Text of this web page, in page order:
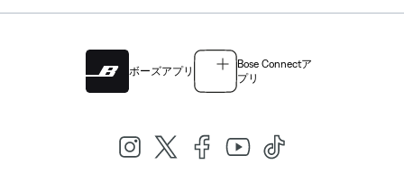
ボーズアプリ
Bose Connectア
プリ